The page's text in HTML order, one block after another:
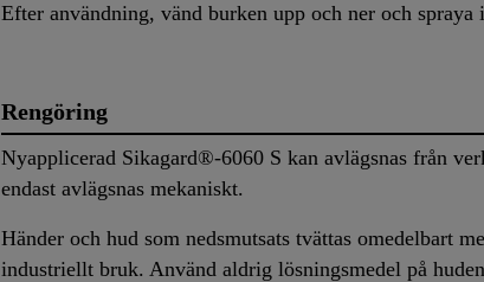
Efter användning, vänd burken upp och ner och
Rengöring
Nyapplicerad Sikagard®-6060 S kan avlägsnas från
endast avlägsnas mekaniskt.
Händer och hud som nedsmutsats tvättas omedelbart
industriellt bruk. Använd aldrig lösningsmedel på